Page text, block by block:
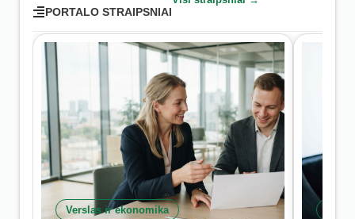
PORTALO STRAIPSNIAI
Verslas ir ekonomika